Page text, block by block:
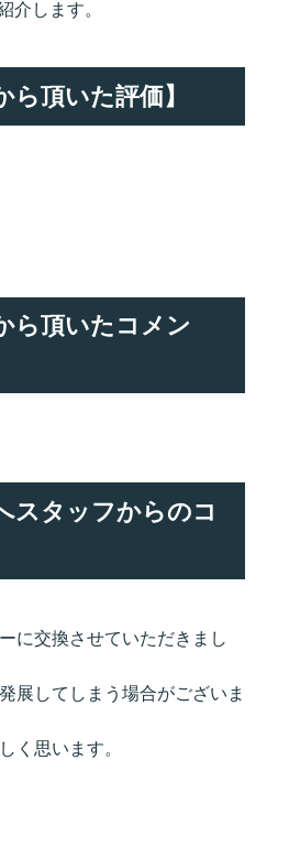
介します。
頂いた評価】
ら頂いたコメン
スタッフからのコ
に交換させていただきまし
展してしまう場合がございま
く思います。